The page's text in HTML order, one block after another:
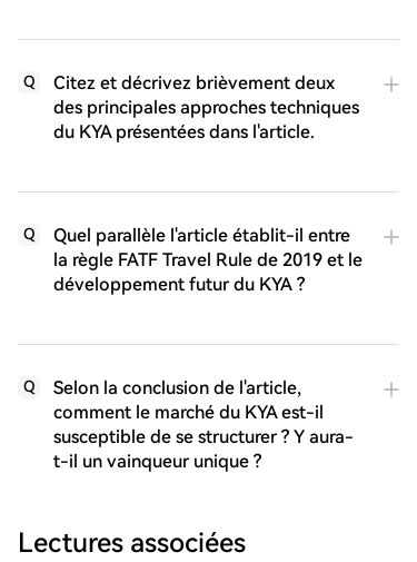
Q
Citez et décrivez brièvement deux
des principales approches techniques
du KYA présentées dans l'article.
Q
Quel parallèle l'article établit-il entre
la règle FATF Travel Rule de 2019 et le
développement futur du KYA ?
Q
Selon la conclusion de l'article,
comment le marché du KYA est-il
susceptible de se structurer ? Y aura-
t-il un vainqueur unique ?
Lectures associées